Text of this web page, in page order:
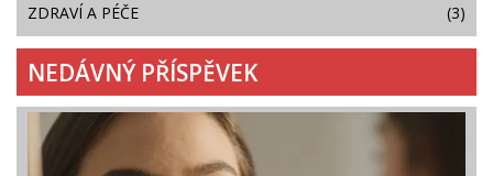
ZDRAVÍ A PÉČE (3)
NEDÁVNÝ PŘÍSPĚVEK